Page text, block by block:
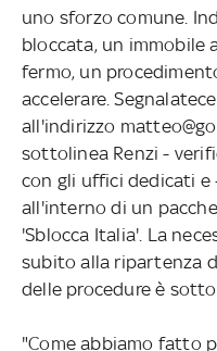
uno sforzo comune.
bloccata, un immobile
fermo, un
accelerare.
all'indirizzo
sottolinea Renzi -
con gli uffici dedicati e
all'interno di un
'Sblocca Italia'. La
subito alla ripartenza
delle procedure è
"Come abbiamo fatto